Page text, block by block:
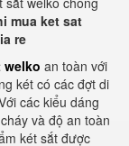
mua ket sat
re
welko an toàn với
két có các đợt di
các kiểu dáng
và độ an toàn
két sắt được